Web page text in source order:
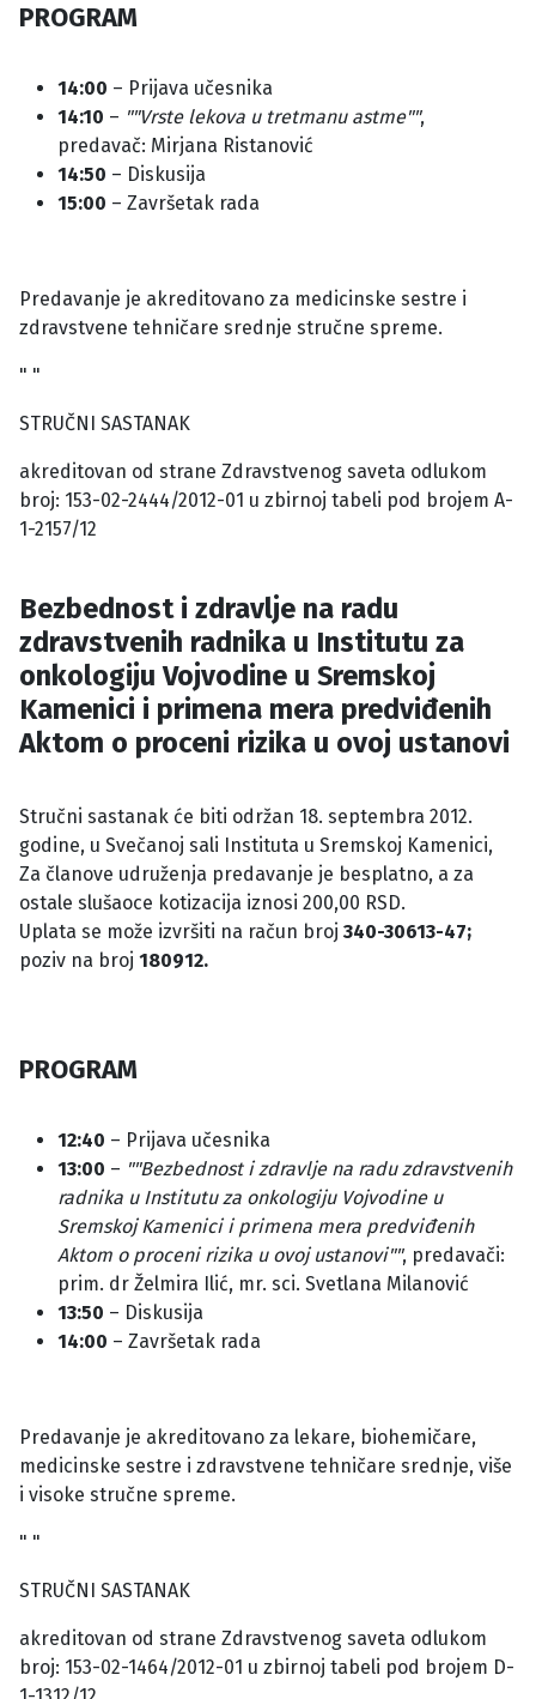
PROGRAM
14:00 – Prijava učesnika
14:10 – ""Vrste lekova u tretmanu astme"",
predavač: Mirjana Ristanović
14:50 – Diskusija
15:00 – Završetak rada
Predavanje je akreditovano za medicinske sestre i
zdravstvene tehničare srednje stručne spreme.
" "
STRUČNI SASTANAK
akreditovan od strane Zdravstvenog saveta odlukom
broj: 153-02-2444/2012-01 u zbirnoj tabeli pod brojem A-
1-2157/12
Bezbednost i zdravlje na radu
zdravstvenih radnika u Institutu za
onkologiju Vojvodine u Sremskoj
Kamenici i primena mera predviđenih
Aktom o proceni rizika u ovoj ustanovi
Stručni sastanak će biti održan 18. septembra 2012.
godine, u Svečanoj sali Instituta u Sremskoj Kamenici,
Za članove udruženja predavanje je besplatno, a za
ostale slušaoce kotizacija iznosi 200,00 RSD.
Uplata se može izvršiti na račun broj 340-30613-47;
poziv na broj 180912.
PROGRAM
12:40 – Prijava učesnika
13:00 – ""Bezbednost i zdravlje na radu zdravstvenih
radnika u Institutu za onkologiju Vojvodine u
Sremskoj Kamenici i primena mera predviđenih
Aktom o proceni rizika u ovoj ustanovi"", predavači:
prim. dr Želmira Ilić, mr. sci. Svetlana Milanović
13:50 – Diskusija
14:00 – Završetak rada
Predavanje je akreditovano za lekare, biohemičare,
medicinske sestre i zdravstvene tehničare srednje, više
i visoke stručne spreme.
" "
STRUČNI SASTANAK
akreditovan od strane Zdravstvenog saveta odlukom
broj: 153-02-1464/2012-01 u zbirnoj tabeli pod brojem D-